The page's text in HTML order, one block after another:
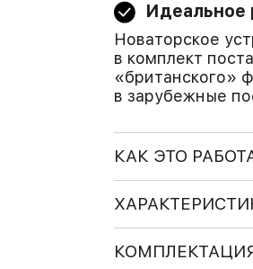
Идеальное
Новаторское
в комплект
«британского»
в зарубежные
КАК ЭТО